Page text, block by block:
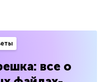
все о